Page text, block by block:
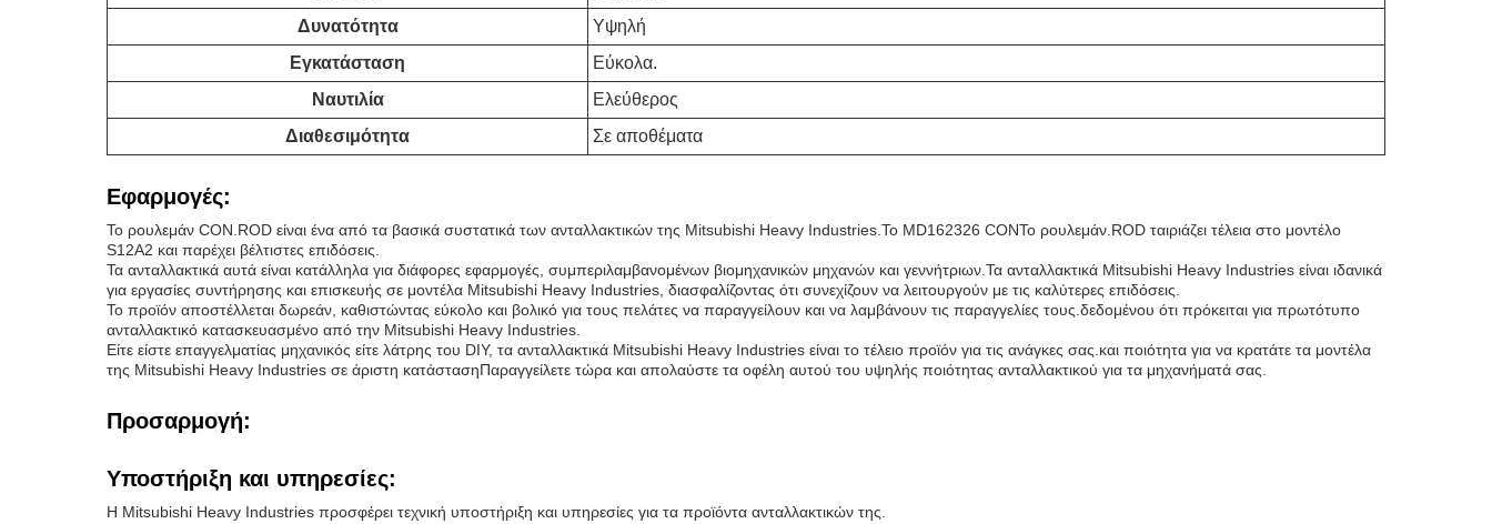
Δυνατότητα
Υψηλή
Εγκατάσταση
Εύκολα.
Ναυτιλία
Ελεύθερος
Διαθεσιμότητα
Σε αποθέματα
Εφαρμογές:
Το ρουλεμάν CON.ROD είναι ένα από τα βασικά συστατικά των ανταλλακτικών της Mitsubishi Heavy Industries.Το MD162326 CONΤο ρουλεμάν.ROD ταιριάζει τέλεια στο μοντέλο
S12A2 και παρέχει βέλτιστες επιδόσεις.
Τα ανταλλακτικά αυτά είναι κατάλληλα για διάφορες εφαρμογές, συμπεριλαμβανομένων βιομηχανικών μηχανών και γεννήτριων.Τα ανταλλακτικά Mitsubishi Heavy Industries είναι ιδανικά
για εργασίες συντήρησης και επισκευής σε μοντέλα Mitsubishi Heavy Industries, διασφαλίζοντας ότι συνεχίζουν να λειτουργούν με τις καλύτερες επιδόσεις.
Το προϊόν αποστέλλεται δωρεάν, καθιστώντας εύκολο και βολικό για τους πελάτες να παραγγείλουν και να λαμβάνουν τις παραγγελίες τους.δεδομένου ότι πρόκειται για πρωτότυπο
ανταλλακτικό κατασκευασμένο από την Mitsubishi Heavy Industries.
Είτε είστε επαγγελματίας μηχανικός είτε λάτρης του DIY, τα ανταλλακτικά Mitsubishi Heavy Industries είναι το τέλειο προϊόν για τις ανάγκες σας.και ποιότητα για να κρατάτε τα μοντέλα
της Mitsubishi Heavy Industries σε άριστη κατάστασηΠαραγγείλετε τώρα και απολαύστε τα οφέλη αυτού του υψηλής ποιότητας ανταλλακτικού για τα μηχανήματά σας.
Προσαρμογή:
Υποστήριξη και υπηρεσίες:
Η Mitsubishi Heavy Industries προσφέρει τεχνική υποστήριξη και υπηρεσίες για τα προϊόντα ανταλλακτικών της.